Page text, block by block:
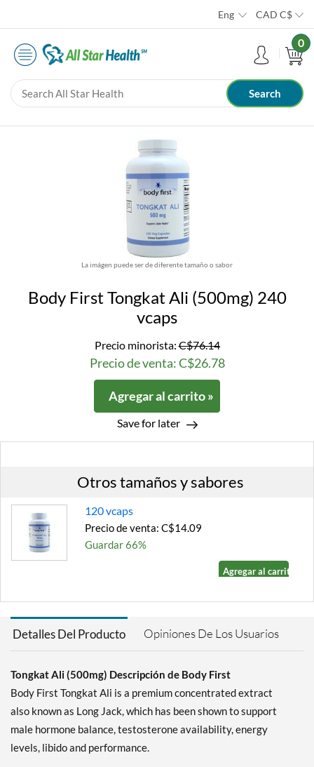
Eng CAD C$
0
La imágen puede ser de diferente tamaño o sabor
Body First Tongkat Ali (500mg) 240
vcaps
Precio minorista:C$76.14
Precio de venta: C$26.78
Agregar al carrito »
Save for later
Otros tamaños y sabores
120 vcaps
Precio de venta: C$14.09
Guardar 66%
Agregar al carrito »
Detalles Del Producto Opiniones De Los Usuarios
Tongkat Ali (500mg) Descripción de Body First
Body First Tongkat Ali is a premium concentrated extract
also known as Long Jack, which has been shown to support
male hormone balance, testosterone availability, energy
levels, libido and performance.